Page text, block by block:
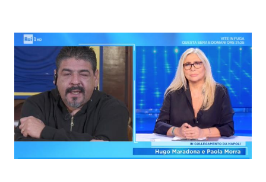
News Musica
News Spettacolo
Benessere
Casa
Cucina e Ricette
Consigli di Cucina